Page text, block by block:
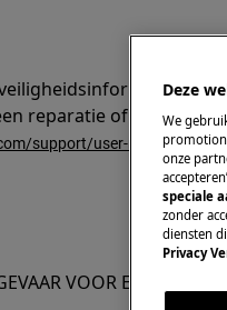
in
reparatie of
support/user-manuals/
VOOR
Deze
We
onze
speciale
zonder
diensten
Privacy